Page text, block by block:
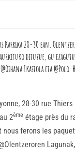
Karrika 28-30 ean,
dituzue, gu
Ikastola eta
28-30 rue Thiers
2èmeétage près du
ferons les